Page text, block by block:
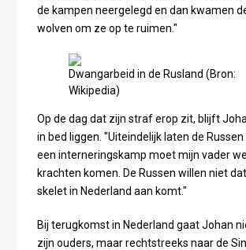
de kampen neergelegd en dan kwamen
wolven om ze op te ruimen."
Dwangarbeid in de Rusland (Bron:
Wikipedia)
Op de dag dat zijn straf erop zit, blijft
in bed liggen. "Uiteindelijk laten de
een interneringskamp moet mijn vader
krachten komen. De Russen willen niet
skelet in Nederland aan komt."
Bij terugkomst in Nederland gaat Johan
zijn ouders, maar rechtstreeks naar de